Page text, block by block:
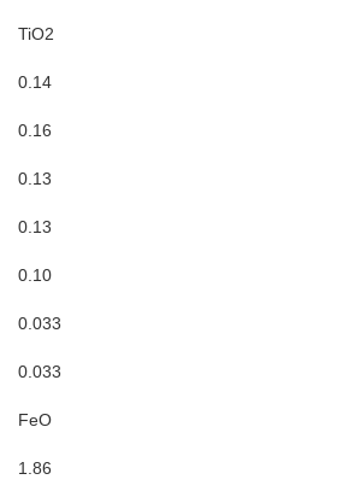
TiO2
0.14
0.16
0.13
0.13
0.10
0.033
0.033
FeO
1.86